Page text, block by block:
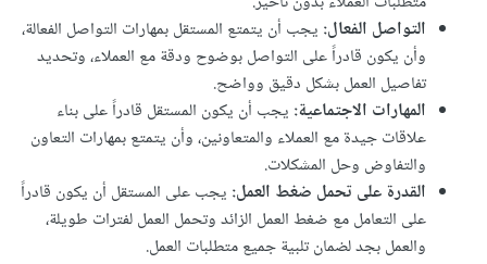
التواصل الفعال:يجب أن يتمتع المستقل بمهارات التواصل الفعالة،
وأن يكون قادراً على التواصل بوضوح ودقة مع العملاء، وتحديد
تفاصيل العمل بشكل دقيق وواضح.
المهارات الاجتماعية:يجب أن يكون المستقل قادراً على بناء
علاقات جيدة مع العملاء والمتعاونين، وأن يتمتع بمهارات التعاون
والتفاوض وحل المشكلات.
القدرة على تحمل ضغط العمل: يجب على المستقل أن يكون قادراً
على التعامل مع ضغط العمل الزائد وتحمل العمل لفترات طويلة،
والعمل بجد لضمان تلبية جميع متطلبات العمل.